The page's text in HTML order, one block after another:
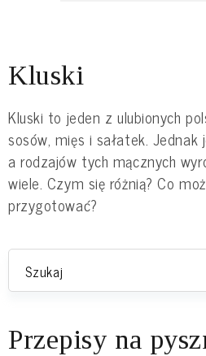
Kluski
Kluski to jeden z ulubionych
sosów, mięs i sałatek.
a rodzajów tych mącznych
wiele. Czym się różnią? Co
przygotować?
Przepisy na